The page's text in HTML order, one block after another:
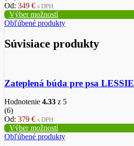
Od: 349 € s DPH
Výber možností
Obľúbené produkty
Súvisiace produkty
Zateplená búda pre psa LESSIE
Hodnotenie 4.33 z 5
(6)
Od: 379 € s DPH
Výber možností
Obľúbené produkty